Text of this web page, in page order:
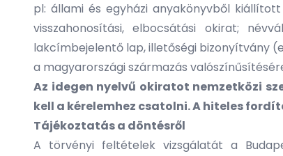
pl: állami és egyházi anyakönyvből
visszahonosítási, elbocsátási okirat;
lakcímbejelentő lap, illetőségi bizonyítvány
a magyarországi származás
Az idegen nyelvű okiratot nemzetközi
kell a kérelemhez csatolni. Ahiteles
Tájékoztatás a döntésről
A törvényi feltételek vizsgálatát a